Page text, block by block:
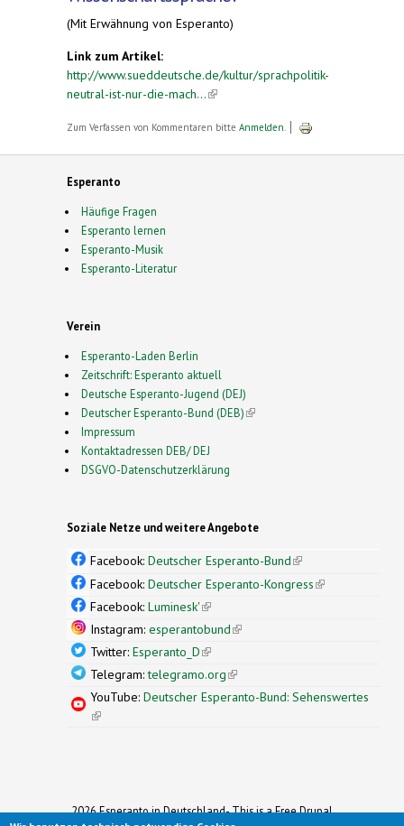
(Mit Erwähnung von Esperanto)
Link zum Artikel:
http://www.sueddeutsche.de/kultur/sprachpolitik-
neutral-ist-nur-die-mach...(link is external)
Zum Verfassen von Kommentaren bitte Anmelden
Esperanto
Häufige Fragen
Esperanto lernen
Esperanto-Musik
Esperanto-Literatur
Verein
Esperanto-Laden Berlin
Zeitschrift: Esperanto aktuell
Deutsche Esperanto-Jugend (DEJ)
Deutscher Esperanto-Bund (DEB)(link is external)
Impressum
Kontaktadressen DEB/ DEJ
DSGVO-Datenschutzerklärung
Soziale Netze und weitere Angebote
Facebook: Deutscher Esperanto-Bund(link is
external)
Facebook: Deutscher Esperanto-Kongress(link is
Facebook: Luminesk'(link is external)
Instagram: esperantobund(link is external)
Twitter: Esperanto_D(link is external)
Telegram:telegramo.org(link is external)
YouTube: Deutscher Esperanto-Bund: Sehenswertes
(link is external)
2026 Esperanto in Deutschland- This is a Free Drupal